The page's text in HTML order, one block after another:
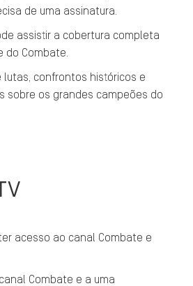
de uma assinatura.
assistir a cobertura completa
do Combate.
lutas, confrontos históricos e
sobre os grandes campeões do
acesso ao canal Combate e
Combate e a uma